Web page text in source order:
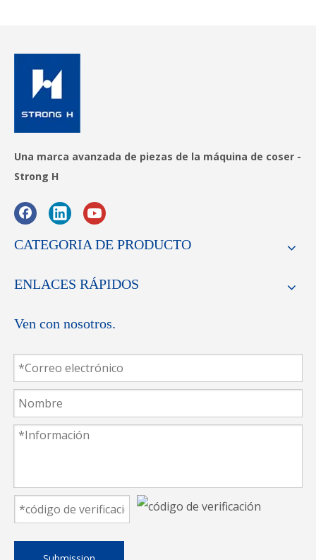
Importamos acero de alta calidad de Alemania para
hacer la cuchilla, teniendo una fuerte fuerza para
Una marca avanzada de piezas de la máquina de coser -
Strong H
CATEGORIA DE PRODUCTO
ENLACES RÁPIDOS
Ven con nosotros.